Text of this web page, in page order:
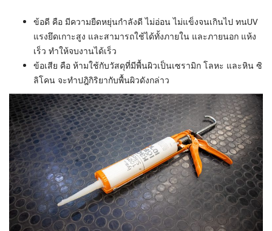
ข้อดี คือ มีความยืดหยุ่นกำลังดี ไม่อ่อน ไม่แข็งจนเกินไป ทนUV
แรงยึดเกาะสูง และสามารถใช้ได้ทั้งภายใน และภายนอก แห้ง
เร็ว ทำให้จบงานได้เร็ว
ข้อเสีย คือ ห้ามใช้กับวัสดุที่มีพื้นผิวเป็นเซรามิก โลหะ และหิน ซิ
ลิโคน จะทำปฎิกิริยากับพื้นผิวดังกล่าว